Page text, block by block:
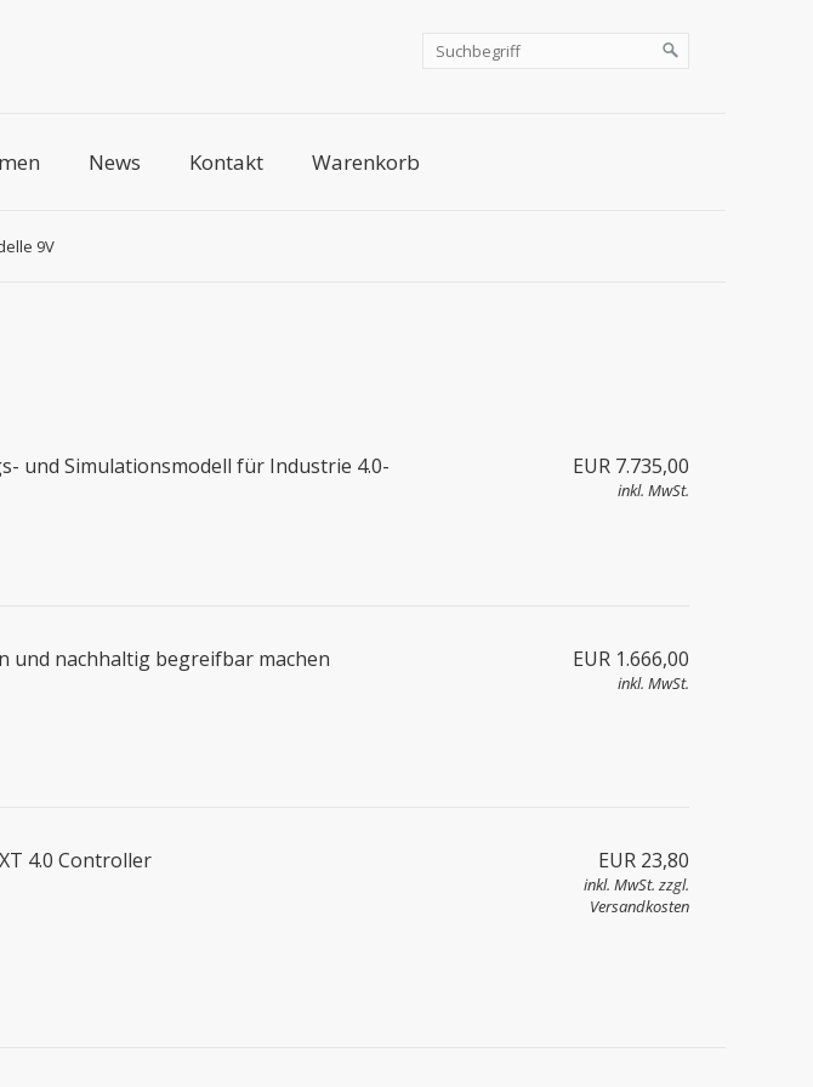
News Kontakt Warenkorb
9V
und Simulationsmodell für Industrie 4.0-
EUR 7.735,00
inkl. MwSt.
und nachhaltig begreifbar machen EUR 1.666,00
inkl. MwSt.
4.0 Controller EUR 23,80
inkl. MwSt. zzgl.
Versandkosten